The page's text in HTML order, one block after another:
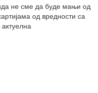
не сме да буде мањи од
од вредности са